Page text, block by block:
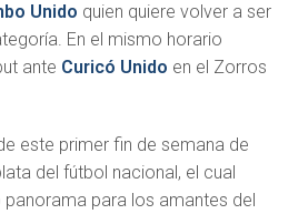
Unido quien quiere volver a ser
En el mismo horario
ante Curicó Unido en el Zorros
este primer fin de semana de
del fútbol nacional, el cual
para los amantes del